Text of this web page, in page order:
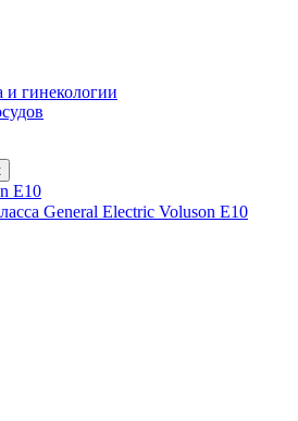
гинекологии
General Electric Voluson E10